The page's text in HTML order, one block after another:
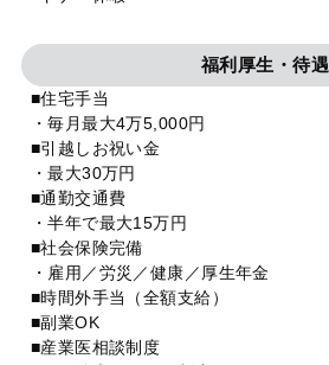
福利厚生・待遇
■住宅手当
・毎月最大4万5,000円
■引越しお祝い金
・最大30万円
■通勤交通費
・半年で最大15万円
■社会保険完備
・雇用／労災／健康／厚生年金
■時間外手当（全額支給）
■副業OK
■産業医相談制度